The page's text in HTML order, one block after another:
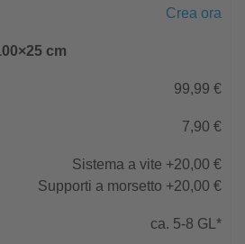
Crea ora
cm
99,99 €
7,90 €
Sistema a vite +20,00 €
Supporti a morsetto +20,00 €
ca. 5-8 GL*